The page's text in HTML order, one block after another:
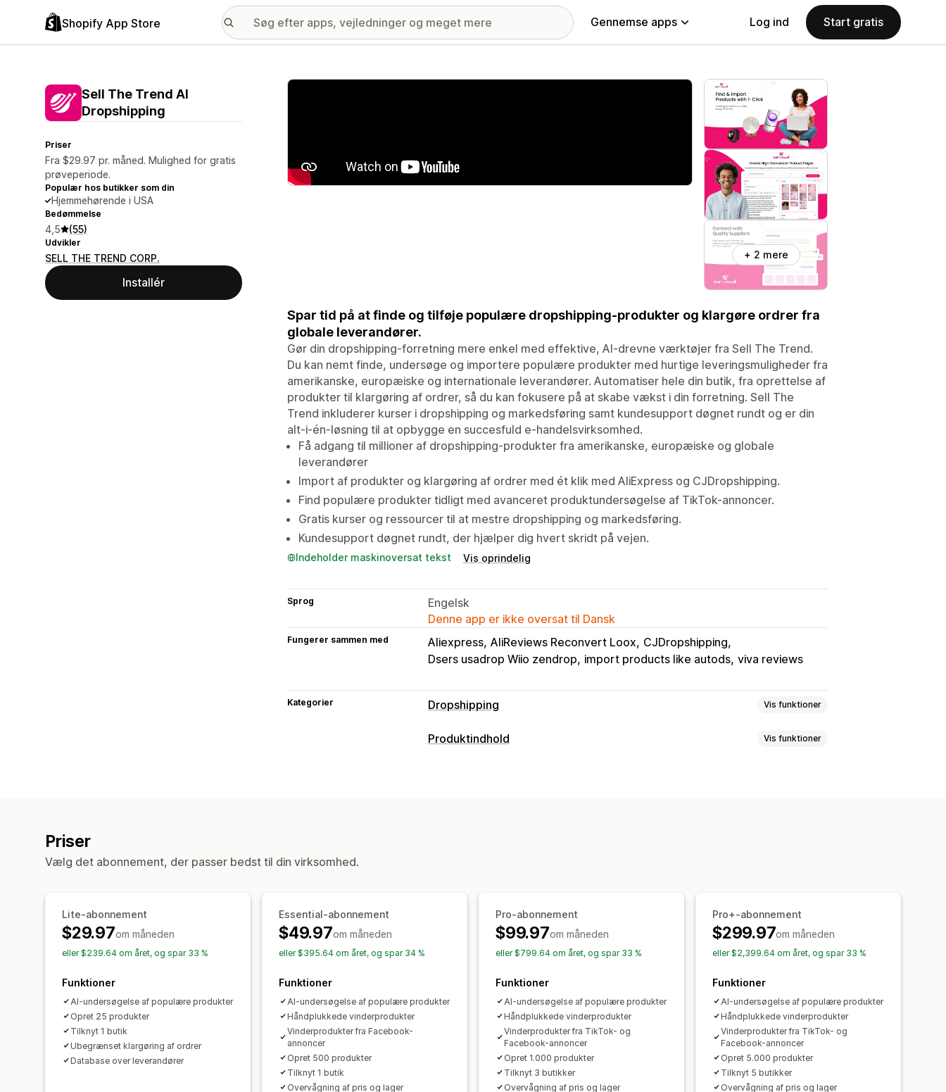
Shopify App Store Gennemse apps Log ind Start gratis
Sell The Trend AI
Dropshipping
Priser
Fra $29.97 pr. måned. Mulighed for gratis
prøveperiode.
Populær hos butikker som din
Hjemmehørende i USA
Bedømmelse
4,5 (55)
Udvikler
SELL THE TREND CORP.
Installér
Galleri med udvalgte billeder
+ 2 mere
Spar tid på at finde og tilføje populære dropshipping-produkter og klargøre ordrer fra
globale leverandører.
Gør din dropshipping-forretning mere enkel med effektive, AI-drevne værktøjer fra Sell The Trend.
Du kan nemt finde, undersøge og importere populære produkter med hurtige leveringsmuligheder fra
amerikanske, europæiske og internationale leverandører. Automatiser hele din butik, fra oprettelse af
produkter til klargøring af ordrer, så du kan fokusere på at skabe vækst i din forretning. Sell The
Trend inkluderer kurser i dropshipping og markedsføring samt kundesupport døgnet rundt og er din
alt-i-én-løsning til at opbygge en succesfuld e-handelsvirksomhed.
Få adgang til millioner af dropshipping-produkter fra amerikanske, europæiske og globale
leverandører
Import af produkter og klargøring af ordrer med ét klik med AliExpress og CJDropshipping.
Find populære produkter tidligt med avanceret produktundersøgelse af TikTok-annoncer.
Gratis kurser og ressourcer til at mestre dropshipping og markedsføring.
Kundesupport døgnet rundt, der hjælper dig hvert skridt på vejen.
Indeholder maskinoversat tekst Vis oprindelig
Sprog
Engelsk
Denne app er ikke oversat til Dansk
Fungerer sammen med Aliexpress AliReviews Reconvert Loox CJDropshipping
Dsers usadrop Wiio zendrop import products like autods viva reviews
Kategorier Dropshipping Vis funktioner
Produkter, du kan sælge
Produktindhold Vis funktioner
Priser
Vælg det abonnement, der passer bedst til din virksomhed.
Lite-abonnement
$29.97om måneden
eller $239.64 om året, og spar 33 %
Funktioner
AI-undersøgelse af populære produkter
Opret 25 produkter
Tilknyt 1 butik
Ubegrænset klargøring af ordrer
Database over leverandører
Essential-abonnement
$49.97om måneden
eller $395.64 om året, og spar 34 %
Funktioner
AI-undersøgelse af populære produkter
Håndplukkede vinderprodukter
Vinderprodukter fra Facebook-
annoncer
Opret 500 produkter
Tilknyt 1 butik
Overvågning af pris og lager
Pro-abonnement
$99.97om måneden
eller $799.64 om året, og spar 33 %
Funktioner
AI-undersøgelse af populære produkter
Håndplukkede vinderprodukter
Vinderprodukter fra TikTok- og
Facebook-annoncer
Opret 1.000 produkter
Tilknyt 3 butikker
Overvågning af pris og lager
Pro+-abonnement
$299.97om måneden
eller $2,399.64 om året, og spar 33 %
Funktioner
AI-undersøgelse af populære produkter
Håndplukkede vinderprodukter
Vinderprodukter fra TikTok- og
Facebook-annoncer
Opret 5.000 produkter
Tilknyt 5 butikker
Overvågning af pris og lager